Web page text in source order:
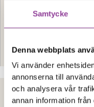
Samtycke
Denna webbplats
Vi använder
annonserna till
och analysera vår
annan information
Kontakt